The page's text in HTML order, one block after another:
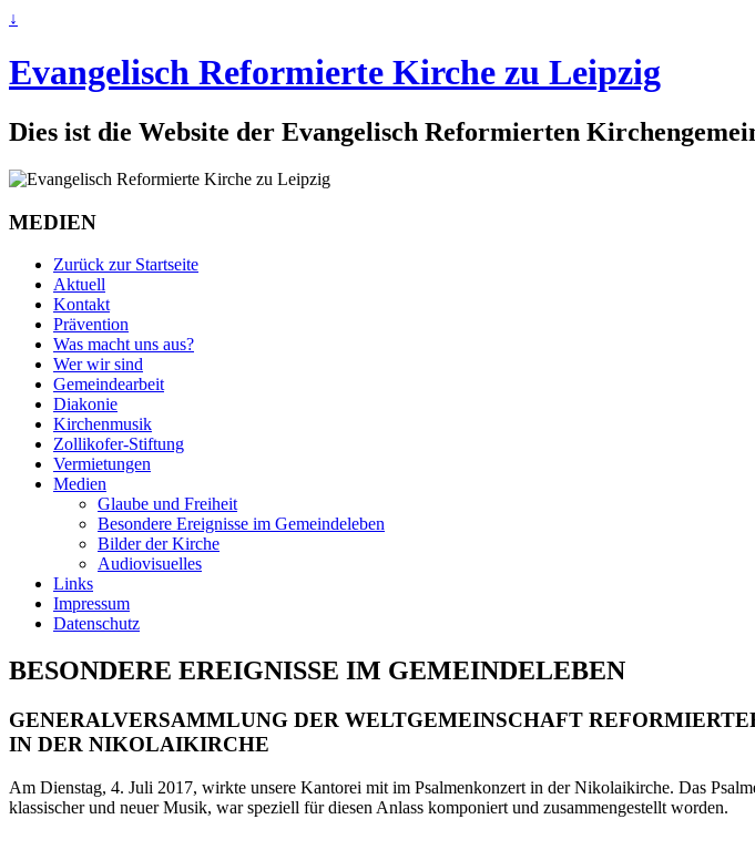
↓
Evangelisch Reformierte Kirche zu Leipzig
Dies ist die Website der Evangelisch Reformierten
MEDIEN
Zurück zur Startseite
Aktuell
Kontakt
Prävention
Was macht uns aus?
Wer wir sind
Gemeindearbeit
Diakonie
Kirchenmusik
Zollikofer-Stiftung
Vermietungen
Medien
Glaube und Freiheit
Besondere Ereignisse im Gemeindeleben
Bilder der Kirche
Audiovisuelles
Links
Impressum
Datenschutz
BESONDERE EREIGNISSE IM GEMEINDELEBEN
GENERALVERSAMMLUNG DER WELTGEMEINSCHAFT
IN DER NIKOLAIKIRCHE
Am Dienstag, 4. Juli 2017, wirkte unsere Kantorei mit im Psalmenkonzert in der Nikolaikirche. Das
klassischer und neuer Musik, war speziell für diesen Anlass komponiert und zusammengestellt worden.